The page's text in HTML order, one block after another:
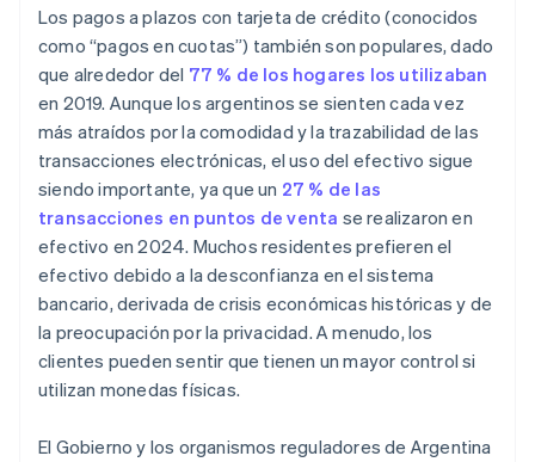
Los pagos a plazos con tarjeta de crédito (conocidos
como “pagos en cuotas”) también son populares, dado
que alrededor del 77 % de los hogares los utilizaban
en 2019. Aunque los argentinos se sienten cada vez
más atraídos por la comodidad y la trazabilidad de las
transacciones electrónicas, el uso del efectivo sigue
siendo importante, ya que un 27 % de las
transacciones en puntos de venta se realizaron en
efectivo en 2024. Muchos residentes prefieren el
efectivo debido a la desconfianza en el sistema
bancario, derivada de crisis económicas históricas y de
la preocupación por la privacidad. A menudo, los
clientes pueden sentir que tienen un mayor control si
utilizan monedas físicas.
El Gobierno y los organismos reguladores de Argentina